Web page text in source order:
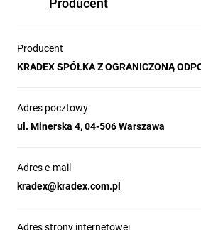
Producent
Producent
KRADEX SPÓŁKA Z OGRANICZONĄ
Adres pocztowy
ul. Minerska 4, 04-506 Warszawa
Adres e-mail
kradex@kradex.com.pl
Adres strony internetowej